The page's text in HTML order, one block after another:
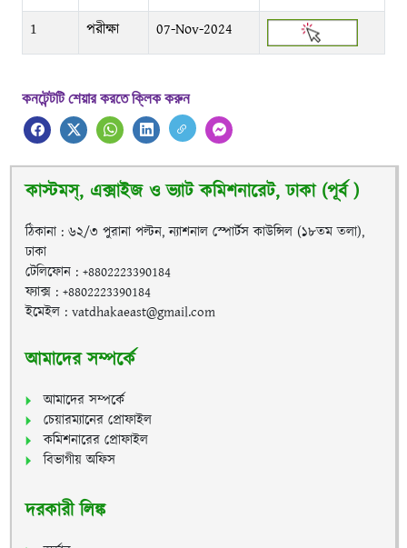
1
পরীক্ষা 07-Nov-2024
কনটেন্টটি শেয়ার করতে ক্লিক করুন
কাস্টমস্, এক্সাইজ ও ভ্যাট কমিশনারেট, ঢাকা (পূর্ব )
ঠিকানা : ৬২/৩ পুরানা পল্টন, ন্যাশনাল স্পোর্টস কাউন্সিল (১৮তম তলা),
ঢাকা
টেলিফোন : +8802223390184
ফ্যাক্স : +8802223390184
ইমেইল : vatdhakaeast@gmail.com
আমাদের সম্পর্কে
আমাদের সম্পর্কে
চেয়ারম্যানের প্রোফাইল
কমিশনারের প্রোফাইল
বিভাগীয় অফিস
দরকারী লিঙ্ক